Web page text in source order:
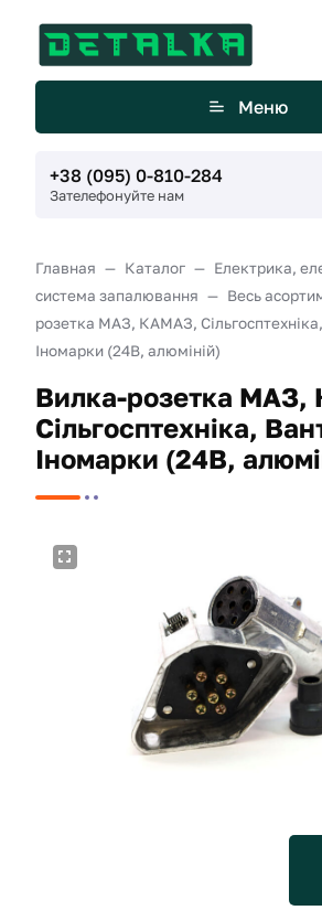
Меню
+38 (095) 0-810-284
Зателефонуйте нам
Главная Каталог
Електрика,
система запалювання
Весь
розетка МАЗ, КАМАЗ,
Іномарки (24В, алюміній)
Вилка-розетка
Сільгосптехніка,
Іномарки (24В,